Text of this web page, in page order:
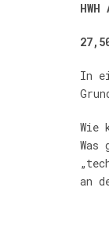
In
Wie
an